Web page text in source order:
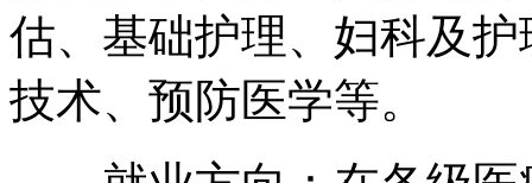
估、基础护理、妇科及
技术、预防医学等。